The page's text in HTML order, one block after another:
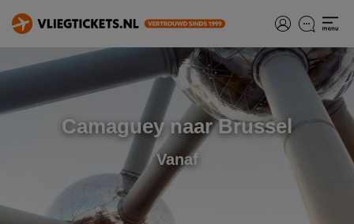
Camaguey naar Brussel
Vanaf